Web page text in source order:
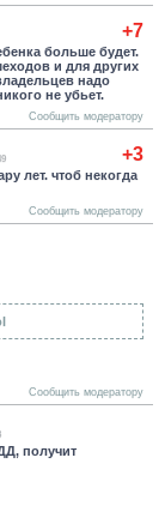
+7
больше будет.
и для других
надо
не убьет.
Сообщить модератору
+3
лет. чтоб некогда
Сообщить модератору
Сообщить модератору
получит